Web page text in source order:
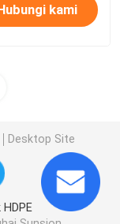
kami
Desktop Site